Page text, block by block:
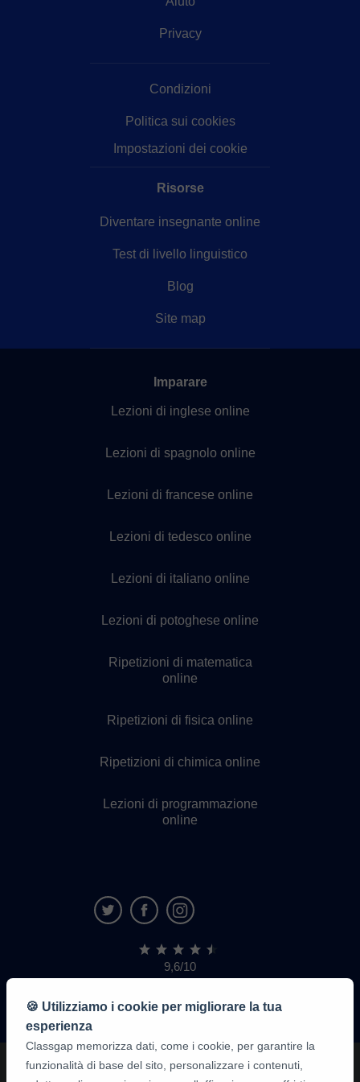
Privacy
Condizioni
Politica sui cookies
Impostazioni dei cookie
Risorse
Diventare insegnante online
Test di livello linguistico
Blog
Site map
Imparare
Lezioni di inglese online
Lezioni di spagnolo online
Lezioni di francese online
Lezioni di tedesco online
Lezioni di italiano online
Lezioni di potoghese online
Ripetizioni di matematica
online
Ripetizioni di fisica online
Ripetizioni di chimica online
Lezioni di programmazione
online
9,6/10
1.339.284
recensioni
di
alunni
🍪 Utilizziamo i cookie per migliorare la tua
esperienza
Classgap memorizza dati, come i cookie, per garantire la
funzionalità di base del sito, personalizzare i contenuti,